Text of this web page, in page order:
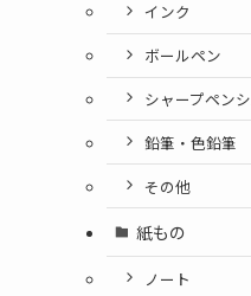
インク
ボールペン
シャープペン
鉛筆・色鉛筆
その他
紙もの
ノート